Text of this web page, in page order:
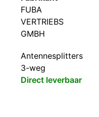
FUBA
VERTRIEBS
GMBH
Antennesplitters
3-weg
Direct leverbaar